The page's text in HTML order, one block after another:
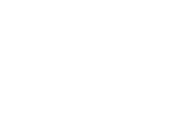
Abgabe eines Kommentars